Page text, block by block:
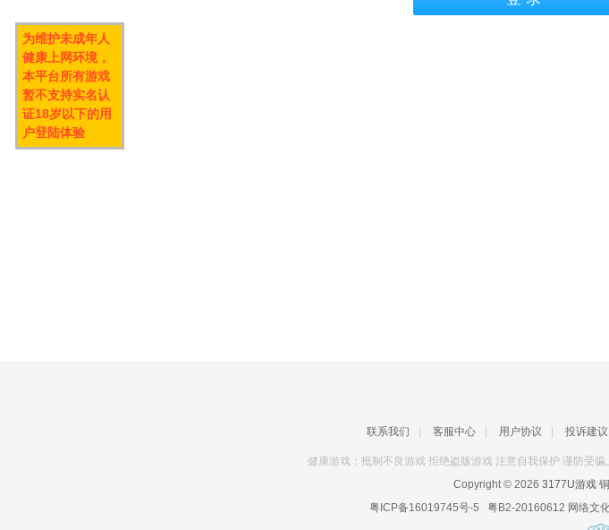
联系我们 客服中心 用户协议 投诉建议
健康游戏：抵制不良游戏 拒绝盗版游戏 注意自我保护 谨防受
Copyright © 2026 3177U游戏铜
粤ICP备16019745号-5 粤B2-20160612 网络文
为维护未成年人
健康上网环境，
本平台所有游戏
暂不支持实名认
证18岁以下的用
户登陆体验